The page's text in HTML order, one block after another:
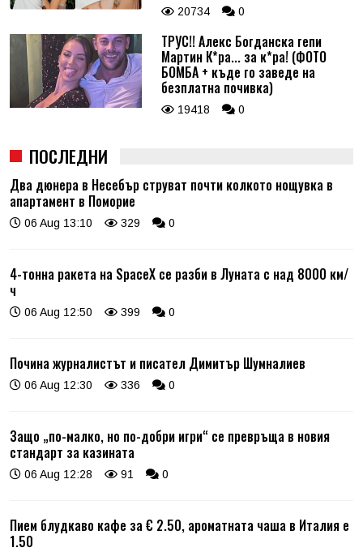
20734 0
ТРУС!! Алекс Богданска гепи
Мартин К*ра... за к*ра! (ФОТО
БОМБА + къде го заведе на
безплатна почивка)
19418 0
ПОСЛЕДНИ
Два дюнера в Несебър струват почти колкото нощувка в
апартамент в Поморие
06 Aug 13:10 329 0
4-тонна ракета на SpaceX се разби в Луната с над 8000 км/
ч
06 Aug 12:50 399 0
Почина журналистът и писател Димитър Шумналиев
06 Aug 12:30 336 0
Защо „по-малко, но по-добри игри“ се превръща в новия
стандарт за казината
06 Aug 12:28 91 0
Пием блудкаво кафе за € 2.50, ароматната чаша в Италия е
1.50